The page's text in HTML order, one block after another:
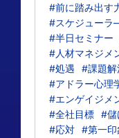
#前に踏み出す
#スケジュー
#半日セミナー
#人材マネジメ
#処遇
#課題解
#アドラー心理
#エンゲイジメ
#全社目標 #儲
#応対 #第一印